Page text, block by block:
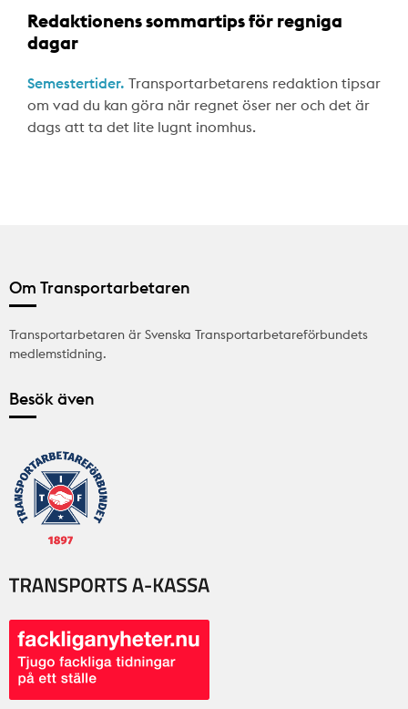
Redaktionens sommartips för regniga
dagar
Semestertider. Transportarbetarens redaktion tipsar
om vad du kan göra när regnet öser ner och det är
dags att ta det lite lugnt inomhus.
Om Transportarbetaren
Transportarbetaren är Svenska Transportarbetareförbundets
medlemstidning.
Besök även